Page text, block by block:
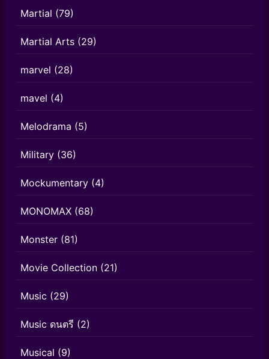
Martial (79)
Martial Arts (29)
marvel (28)
mavel (4)
Melodrama (5)
Military (36)
Mockumentary (4)
MONOMAX (68)
Monster (81)
Movie Collection (21)
Music (29)
Music ดนตรี (2)
Musical (9)